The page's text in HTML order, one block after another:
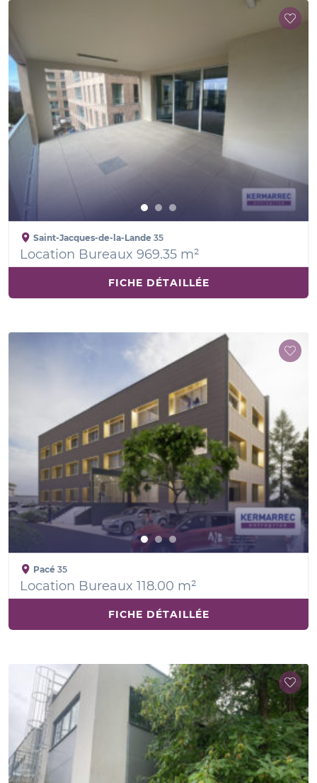
Saint-Jacques-de-la-Lande 35
Location Bureaux 969.35 m²
FICHE DÉTAILLÉE
Pacé 35
Location Bureaux 118.00 m²
FICHE DÉTAILLÉE